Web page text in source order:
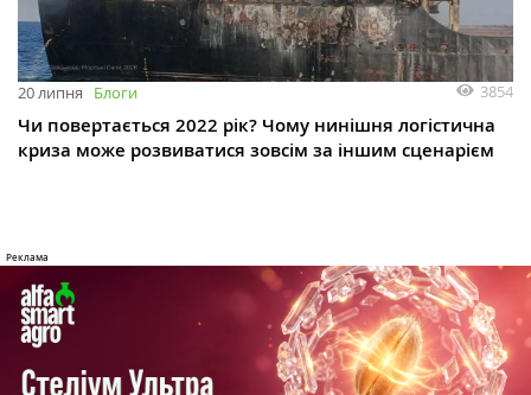
20 липня Блоги 3854
Чи повертається 2022 рік? Чому нинішня логістична
криза може розвиватися зовсім за іншим сценарієм